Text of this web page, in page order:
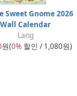
Sweet Gnome 2026
Wall Calendar
Lang
원(0%할인 / 1,080원)